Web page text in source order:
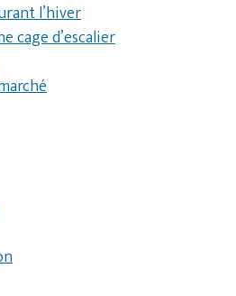
l’hiver
cage d’escalier